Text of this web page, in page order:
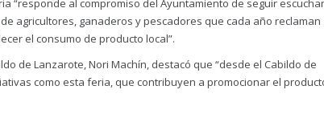
“responde al compromiso del Ayuntamiento de seguir
agricultores, ganaderos y pescadores que cada año reclaman
el consumo de producto local”.
de Lanzarote, Nori Machín, destacó que “desde el Cabildo de
como esta feria, que contribuyen a promocionar el